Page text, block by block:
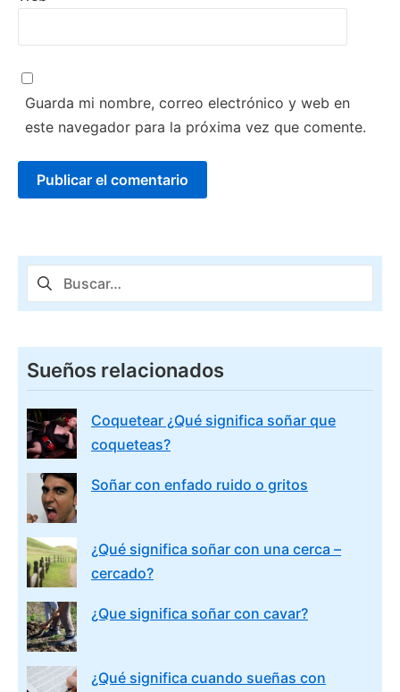
Guarda mi nombre, correo electrónico y web en
este navegador para la próxima vez que comente.
Buscar:
Sueños relacionados
Coquetear ¿Qué significa soñar que
coqueteas?
Soñar con enfado ruido o gritos
¿Qué significa soñar con una cerca –
cercado?
¿Que significa soñar con cavar?
¿Qué significa cuando sueñas con